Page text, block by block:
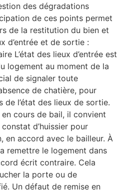
des dégradations
de ces points permet
de la restitution du bien et
d’entrée et de sortie :
L’état des lieux d’entrée est
logement au moment de la
de signaler toute
de chatière, pour
l’état des lieux de sortie.
cours de bail, il convient
d’huissier pour
en accord avec le bailleur. À
remettre le logement dans
écrit contraire. Cela
la porte ou de
Un défaut de remise en